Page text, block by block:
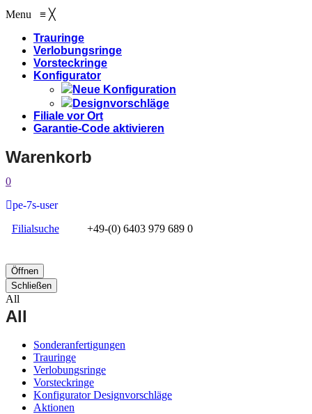
Menu ≡ ╳
Trauringe
Verlobungsringe
Vorsteckringe
Konfigurator
Neue Konfiguration
Designvorschläge
Filiale vor Ort
Garantie-Code aktivieren
Warenkorb
0
pe-7s-user
Filialsuche
+49-(0) 6403 979 689 0
Öffnen
Schließen
All
All
Sonderanfertigungen
Trauringe
Verlobungsringe
Vorsteckringe
Konfigurator Designvorschläge
Aktionen